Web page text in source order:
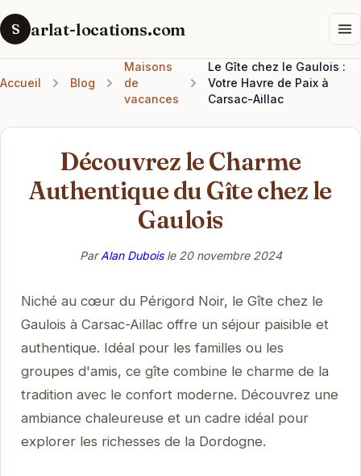
S arlat-locations.com
Accueil Blog
Maisons
de
vacances
Le Gîte chez le Gaulois :
Votre Havre de Paix à
Carsac-Aillac
Découvrez le Charme
Authentique du Gîte chez le
Gaulois
ParAlan Duboisle 20 novembre 2024
Niché au cœur du Périgord Noir, le Gîte chez le
Gaulois à Carsac-Aillac offre un séjour paisible et
authentique. Idéal pour les familles ou les
groupes d'amis, ce gîte combine le charme de la
tradition avec le confort moderne. Découvrez une
ambiance chaleureuse et un cadre idéal pour
explorer les richesses de la Dordogne.